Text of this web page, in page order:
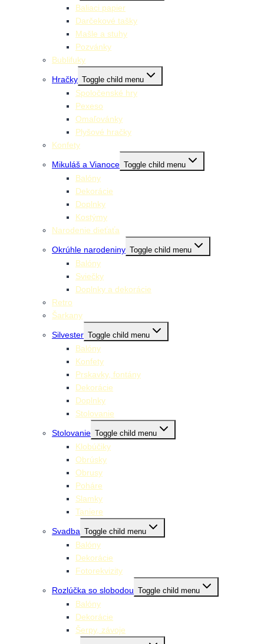
Baliaci papier
Darčekové tašky
Mašle a stuhy
Pozvánky
Bublifuky
Hračky Toggle child menu
Spoločenské hry
Pexeso
Omaľovánky
Plyšové hračky
Konfety
Mikuláš a Vianoce Toggle child menu
Balóny
Dekorácie
Doplnky
Kostýmy
Narodenie dieťaťa
Okrúhle narodeniny Toggle child menu
Balóny
Sviečky
Doplnky a dekorácie
Retro
Šarkany
Silvester Toggle child menu
Balóny
Konfety
Prskavky, fontány
Dekorácie
Doplnky
Stolovanie
Stolovanie Toggle child menu
Klobúčiky
Obrúsky
Obrusy
Poháre
Slamky
Taniere
Svadba Toggle child menu
Balóny
Dekorácie
Fotorekvizity
Rozlúčka so slobodou Toggle child menu
Balóny
Dekorácie
Šerpy, závoje